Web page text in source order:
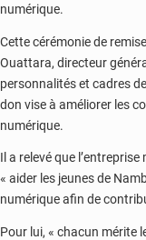
numérique.
Cette cérémonie de
Ouattara, directeur
personnalités et cadres
don vise à améliorer les
numérique.
Il a relevé que
« aider les jeunes de
numérique afin de
Pour lui, « chacun mérite